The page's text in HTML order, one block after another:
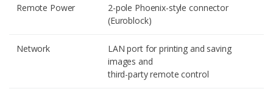
Remote Power
2-pole Phoenix-style connector
(Euroblock)
Network
LAN port for printing and saving
images and
third-party remote control